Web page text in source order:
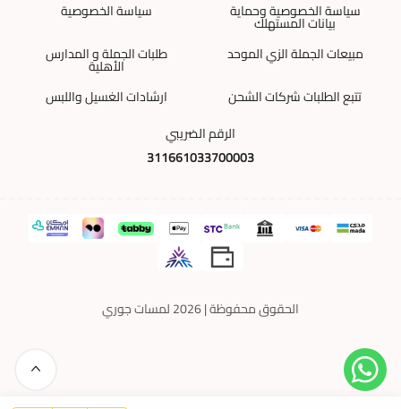
سياسة الخصوصية وحماية
بيانات المستهلك
سياسة الخصوصية
مبيعات الجملة الزي الموحد
طلبات الجملة و المدارس
الأهلية
تتبع الطلبات شركات الشحن
ارشادات الغسيل واللبس
الرقم الضريبي
311661033700003
الحقوق محفوظة | 2026 لمسات جوري